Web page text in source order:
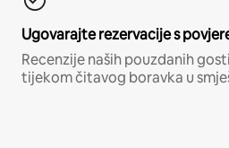
Ugovarajte rezervacije s
Recenzije naših pouzdanih
tijekom čitavog boravka u